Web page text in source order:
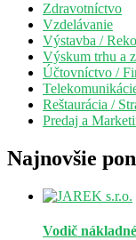
Zdravotníctvo
Vzdelávanie
Výstavba /
Výskum trhu a
Účtovníctvo /
Reštaurácia /
Predaj a
Najnovšie
Vodič